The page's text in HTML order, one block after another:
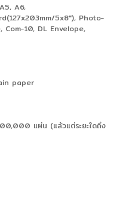
A6,
5x8"), Photo-
Com-10, DL Envelope,
paper
แผ่น (แล้วแต่ระยะใดถึง